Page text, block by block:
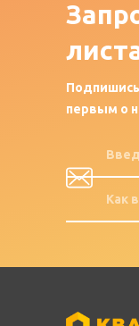
Подпишись
первым о